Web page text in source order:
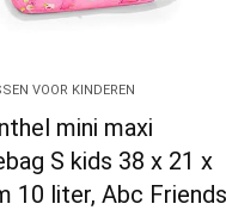
VOOR KINDEREN
mini maxi
S kids 38 x 21 x
10 liter, Abc